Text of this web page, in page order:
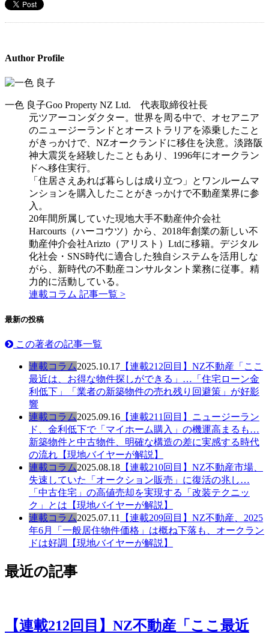
Author Profile
一色 良子Goo Property NZ Ltd. 代表取締役社長
元ツアーコンダクター。世界を周る中で、オセアニア
のニュージーランドとオーストラリアを添乗したこと
がきっかけで、NZオークランドに移住を決意。淡路阪
神大震災を経験したこともあり、1996年にオークラン
ドへ移住実行。
「住居さえあれば暮らしは成り立つ」とワンルームマ
ンションを購入したことがきっかけで不動産業界に参
入。
20年間所属していた現地大手不動産仲介会社
Harcourts（ハーコウツ）から、2018年創業の新しい不
動産仲介会社Arizto（アリスト）Ltdに移籍。デジタル
化社会・SNS時代に適合した独自システムを活用しな
がら、新時代の不動産コンサルタント業務に従事。精
力的に活動している。
連載コラム 記事一覧 >
最新の投稿
この著者の記事一覧
連載コラム2025.10.17 【連載212回目】NZ不動産「ここ
最近は、お得な物件探しができる」…「住宅ローン金
利低下」「業者の新築物件の売れ残り回避策」が好影
響
連載コラム2025.09.16 【連載211回目】ニュージーラン
ド、金利低下で「マイホーム購入」の機運高まるも…
新築物件と中古物件、明確な構造の差に実感する時代
の流れ【現地バイヤーが解説】
連載コラム2025.08.18 【連載210回目】NZ不動産市場、
失速していた「オークション販売」に復活の兆し…
「中古住宅」の高値売却を実現する「改装テクニッ
ク」とは【現地バイヤーが解説】
連載コラム2025.07.11
【連載209回目】NZ不動産、2025
年6月「一般居住物件価格」は概ね下落も、オークラン
ドは好調【現地バイヤーが解説】
最近の記事
【連載212回目】NZ不動産「ここ最近